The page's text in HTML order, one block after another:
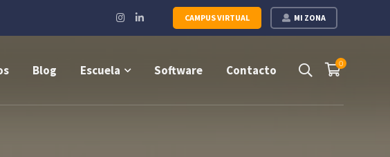
MI ZONA
CAMPUS VIRTUAL
Instagram
Profile
LinkedIn
Profile
0
Blog Escuela Software Contacto